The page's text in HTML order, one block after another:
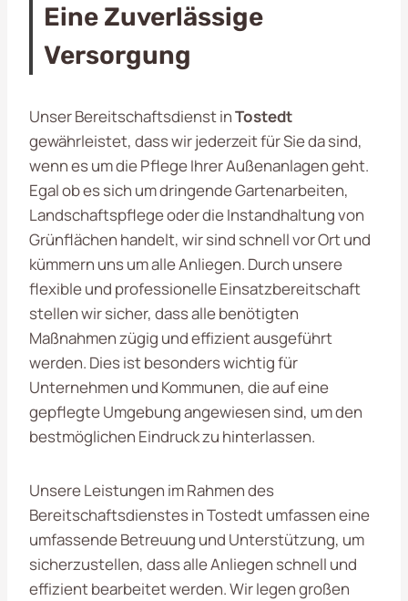
Eine Zuverlässige
Versorgung
Unser Bereitschaftsdienst inTostedt
gewährleistet, dass wir jederzeit für Sie da sind,
wenn es um die Pflege Ihrer Außenanlagen geht.
Egal ob es sich um dringende Gartenarbeiten,
Landschaftspflege oder die Instandhaltung von
Grünflächen handelt, wir sind schnell vor Ort und
kümmern uns um alle Anliegen. Durch unsere
flexible und professionelle Einsatzbereitschaft
stellen wir sicher, dass alle benötigten
Maßnahmen zügig und effizient ausgeführt
werden. Dies ist besonders wichtig für
Unternehmen und Kommunen, die auf eine
gepflegte Umgebung angewiesen sind, um den
bestmöglichen Eindruck zu hinterlassen.
Unsere Leistungen im Rahmen des
Bereitschaftsdienstes in Tostedt umfassen eine
umfassende Betreuung und Unterstützung, um
sicherzustellen, dass alle Anliegen schnell und
effizient bearbeitet werden. Wir legen großen